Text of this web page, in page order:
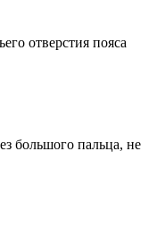
отверстия пояса
большого пальца, не